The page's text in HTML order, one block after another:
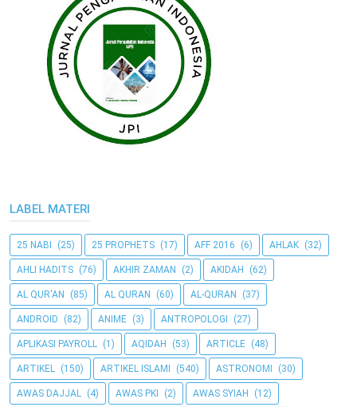
LABEL MATERI
25 NABI (25) 25 PROPHETS (17) AFF 2016 (6) AHLAK (32)
AHLI HADITS (76) AKHIR ZAMAN (2) AKIDAH (62)
AL QUR'AN (85) AL QURAN (60) AL-QURAN (37)
ANDROID (82) ANIME (3) ANTROPOLOGI (27)
APLIKASI PAYROLL (1) AQIDAH (53) ARTICLE (48)
ARTIKEL (150) ARTIKEL ISLAMI (540) ASTRONOMI (30)
AWAS DAJJAL (4) AWAS PKI (2) AWAS SYIAH (12)